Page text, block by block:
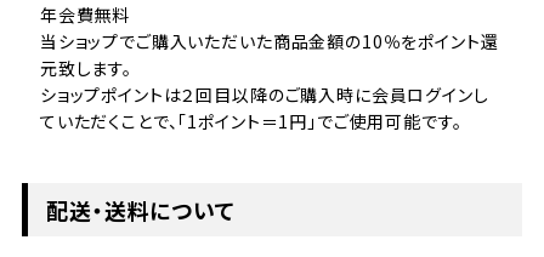
年会費無料
当ショップでご購入いただいた商品金額の10％をポイント還
元致します。
ショップポイントは２回目以降のご購入時に会員ログインし
ていただくことで、「1ポイント＝1円」でご使用可能です。
配送・送料について